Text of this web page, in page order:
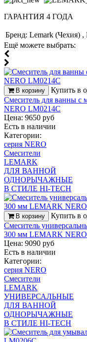
ГАРАНТИЯ 4 ГОДА
Бренд: Lemark (Чехия)
Ещё можете выбрать:
В корзину
Купить в
Смеситель для ванны
NERO LM0214C
Цена: 9650 руб
Есть в наличии
Категории:
серия NERO
Смесители
LEMARK
ДЛЯ ВАННОЙ
ОДНОРЫЧАЖНЫЕ
В СТИЛЕ HI-TECH
В корзину
Купить в
Смеситель
300 мм LEMARK
Цена: 9090 руб
Есть в наличии
Категории:
серия NERO
Смесители
LEMARK
УНИВЕРСАЛЬНЫЕ
ДЛЯ ВАННОЙ
ОДНОРЫЧАЖНЫЕ
В СТИЛЕ HI-TECH